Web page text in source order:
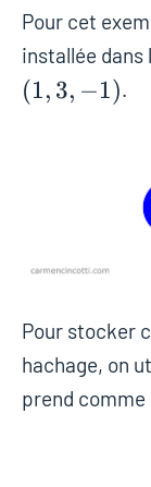
Pour cet
installée dans
(1, 3, −1).
Pour stocker
hachage, on
prend comme